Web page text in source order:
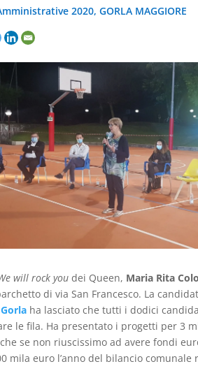
2020,GORLA MAGGIORE
will rock you dei Queen, Maria Rita
di via San Francesco. La
ha lasciato che tutti i dodici
le fila. Ha presentato i progetti per 3
se non riuscissimo ad avere fondi
mila euro l’anno del bilancio